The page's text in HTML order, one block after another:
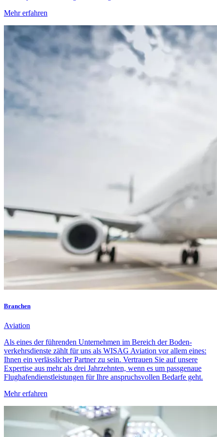
Mehr erfahren
Branchen
Aviation
Als eines der führenden Unternehmen im Bereich der Boden­
verkehrs­dienste zählt für uns als WISAG Aviation vor allem eines:
Ihnen ein verlässlicher Partner zu sein. Vertrauen Sie auf unsere
Expertise aus mehr als drei Jahrzehnten, wenn es um passgenaue
Flughafen­dienstleistungen für Ihre anspruchsvollen Bedarfe geht.
Mehr erfahren